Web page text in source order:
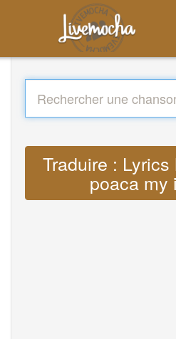
Traduire :
poaca my